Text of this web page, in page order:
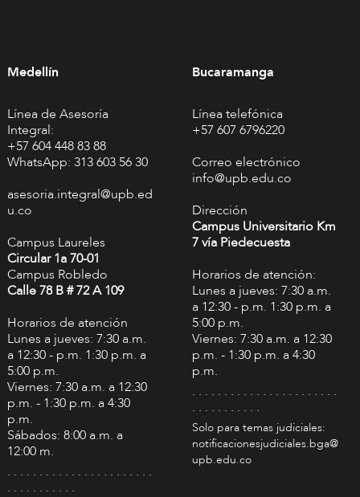
Medellín
Línea de Asesoría
Integral:
+57 604 448 83 88
WhatsApp: 313 603 56 30
asesoria.integral@upb.ed
u.co
Campus Laureles
Circular 1a 70-01
Campus Robledo
Calle 78 B # 72 A 109
Horarios de atención
Lunes a jueves: 7:30 a.m.
a 12:30 - p.m. 1:30 p.m. a
5:00 p.m.
Viernes: 7:30 a.m. a 12:30
p.m. - 1:30 p.m. a 4:30
p.m.
Sábados: 8:00 a.m. a
12:00 m.
. . . . . . . . . . . . . . . . . . . . . . .
. . . . . . . . . . .
Bucaramanga
Línea telefónica
+57 607 6796220
Correo electrónico
info@upb.edu.co
Dirección
Campus Universitario Km
7 vía Piedecuesta
Horarios de atención:
Lunes a jueves: 7:30 a.m.
a 12:30 - p.m. 1:30 p.m. a
5:00 p.m.
Viernes: 7:30 a.m. a 12:30
p.m. - 1:30 p.m. a 4:30
p.m.
. . . . . . . . . . . . . . . . . . . . . . .
. . . . . . . . . . .
Solo para temas judiciales:
notificacionesjudiciales.bga@
upb.edu.co